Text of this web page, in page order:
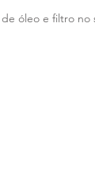
óleo e filtro